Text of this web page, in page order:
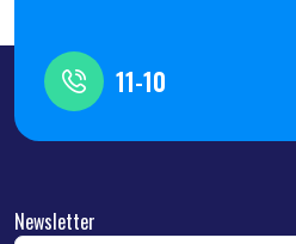
11-10
Newsletter